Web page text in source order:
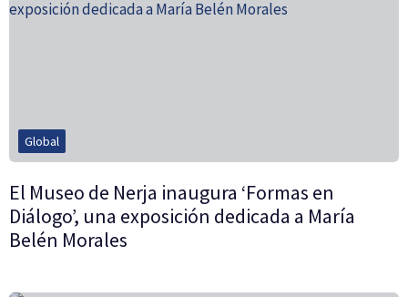
Global
El Museo de Nerja inaugura ‘Formas en
Diálogo’, una exposición dedicada a María
Belén Morales